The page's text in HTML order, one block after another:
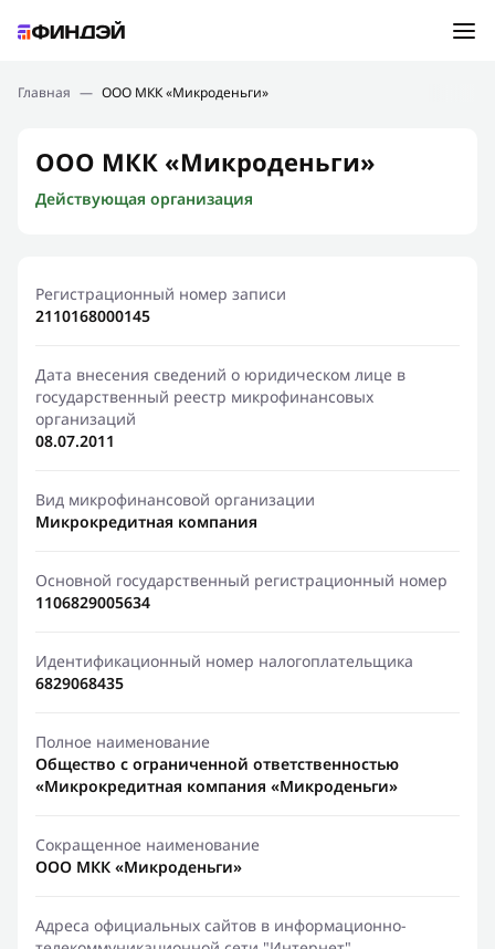
Подбор займа
Новости
Финансовое просвещение
Главная — ООО МКК «Микроденьги»
ООО МКК «Микроденьги»
Действующая организация
Регистрационный номер записи
2110168000145
Дата внесения сведений о юридическом лице в
государственный реестр микрофинансовых
организаций
08.07.2011
Вид микрофинансовой организации
Микрокредитная компания
Основной государственный регистрационный номер
1106829005634
Идентификационный номер налогоплательщика
6829068435
Полное наименование
Общество с ограниченной ответственностью
«Микрокредитная компания «Микроденьги»
Сокращенное наименование
ООО МКК «Микроденьги»
Адреса официальных сайтов в информационно-
Ошибка:Контактная форма не найдена.
Спасибо, что написали нам
Мы свяжемся с Вами в ближайшее время и сообщим
результат
Отправить новый запрос